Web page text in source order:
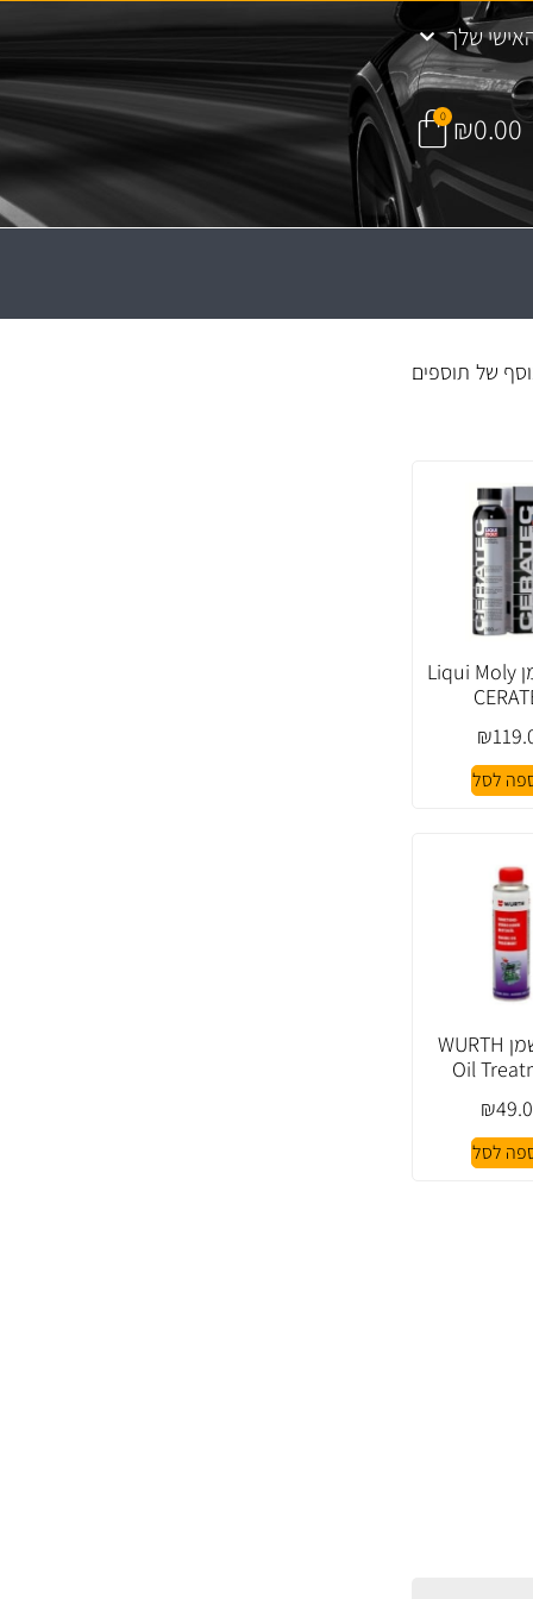
שלך
₪0.00
0
של תוספים
תוסף שמן Liqui Moly
₪
לסל
תוסף שמן WURTH
Oil
₪
לסל